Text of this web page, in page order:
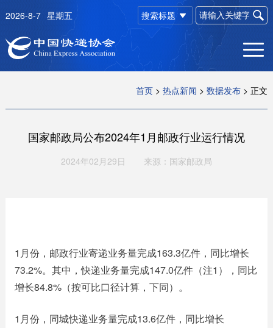
搜索标题
2026-8-7 星期五
首页 >热点新闻 >数据发布 >正文
国家邮政局公布2024年1月邮政行业运行情况
2024年02月29日 来源：国家邮政局
1月份，邮政行业寄递业务量完成163.3亿件，同比增长
73.2%。其中，快递业务量完成147.0亿件（注1），同比
增长84.8%（按可比口径计算，下同）。
1月份，同城快递业务量完成13.6亿件，同比增长